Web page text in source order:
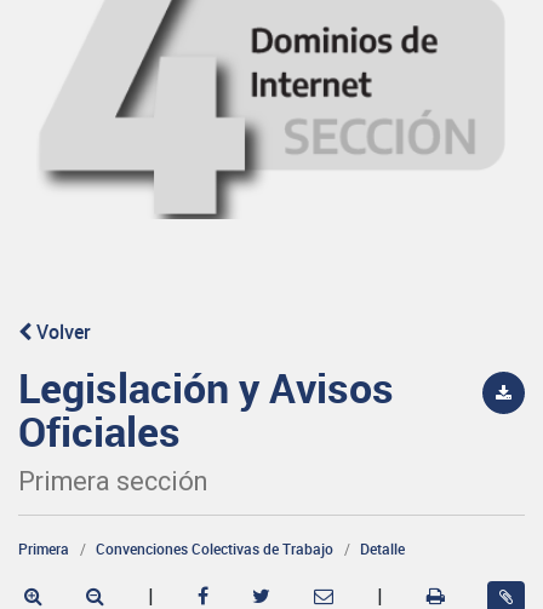
Volver
Legislación y Avisos
Oficiales
Primera sección
Primera Convenciones Colectivas de Trabajo Detalle
| |